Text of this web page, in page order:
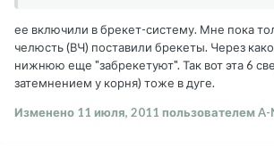
ее включили в брекет-систему. Мне пока
челюсть (ВЧ) поставили брекеты. Через
нижнюю еще "забрекетуют". Так вот эта 6
затемнением у корня) тоже в дуге.
Изменено 11 июля, 2011 пользователем A-